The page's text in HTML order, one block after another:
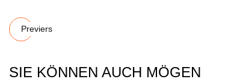
Previers
SIE KÖNNEN AUCH MÖGEN